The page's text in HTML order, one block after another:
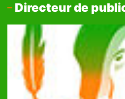
Directeur de